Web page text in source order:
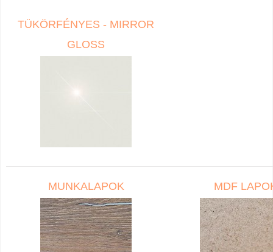
TÜKÖRFÉNYES - MIRROR
GLOSS
MUNKALAPOK MDF